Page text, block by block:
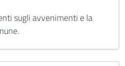
sugli avvenimenti e la